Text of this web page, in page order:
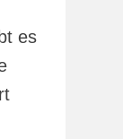
es